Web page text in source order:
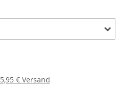
5,95 € Versand